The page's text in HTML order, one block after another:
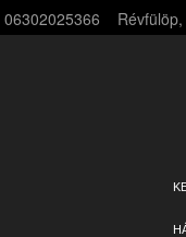
06302025366